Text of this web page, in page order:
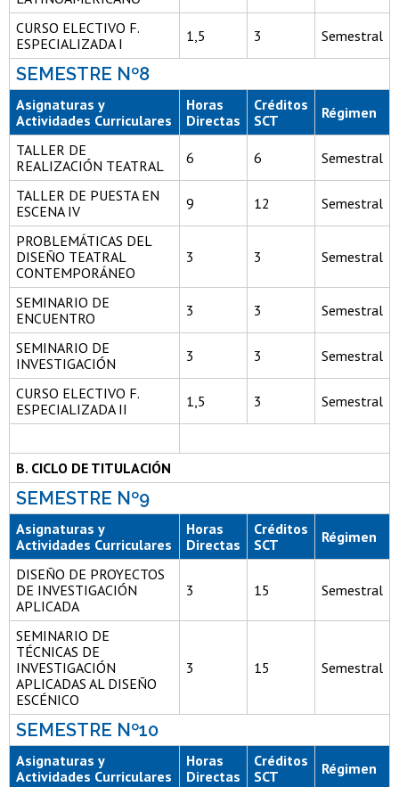
CURSO ELECTIVO F.
ESPECIALIZADA I
1,5 3 Semestral
SEMESTRE Nº8
Asignaturas y
Actividades Curriculares
Horas
Directas
Créditos
SCT
Régimen
TALLER DE
REALIZACIÓN TEATRAL
6 6 Semestral
TALLER DE PUESTA EN
ESCENA IV
9 12 Semestral
PROBLEMÁTICAS DEL
DISEÑO TEATRAL
CONTEMPORÁNEO
3 3 Semestral
SEMINARIO DE
ENCUENTRO
3 3 Semestral
SEMINARIO DE
INVESTIGACIÓN
3 3 Semestral
CURSO ELECTIVO F.
ESPECIALIZADA II
1,5 3 Semestral
B. CICLO DE TITULACIÓN
SEMESTRE Nº9
Asignaturas y
Actividades Curriculares
Horas
Directas
Créditos
SCT
Régimen
DISEÑO DE PROYECTOS
DE INVESTIGACIÓN
APLICADA
3 15 Semestral
SEMINARIO DE
TÉCNICAS DE
INVESTIGACIÓN
APLICADAS AL DISEÑO
ESCÉNICO
3 15 Semestral
SEMESTRE Nº10
Asignaturas y
Actividades Curriculares
Horas
Directas
Créditos
SCT
Régimen